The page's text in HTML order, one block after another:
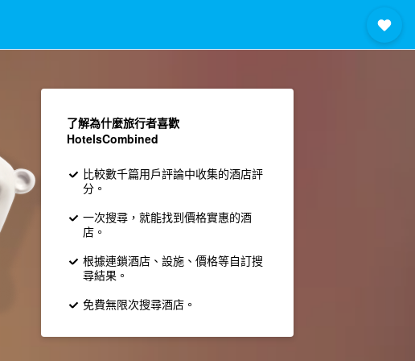
了解為什麼旅行者喜歡
HotelsCombined
比較數千篇用戶評論中收集的酒店評
分。
一次搜尋，就能找到價格實惠的酒
店。
根據連鎖酒店、設施、價格等自訂搜
尋結果。
免費無限次搜尋酒店。